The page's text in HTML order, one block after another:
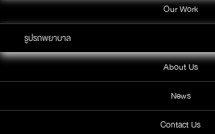
Our Work
รูปรถพยาบาล
About Us
News
Contact Us